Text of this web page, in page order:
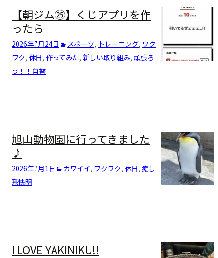
【朝ジム㉕】くじアプリを作
ったら
2026年7月24日 スポーツ, トレーニング, ワク
ワク, 休日, 作ってみた, 新しい取り組み, 頑張ろ
う！！ 角替
旭山動物園に行ってきました
♪
2026年7月1日 カワイイ, ワクワク, 休日, 癒し
系快明
I LOVE YAKINIKU!!